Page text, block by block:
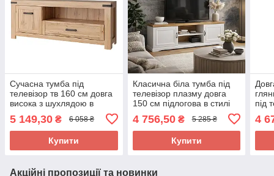
Сучасна тумба під
телевізор тв 160 см довга
висока з шухлядою в
Мортіз Мебель Сервіс
5 149,30 ₴ 6 058 ₴
Купити
Класична біла тумба під
телевізор плазму довга
150 см підлогова в стилі
вітальню зал Ріва ВМВ
Холдинг
4 756,50₴ 5 285 ₴
Купити
під
4
Акційні пропозиції та новинки